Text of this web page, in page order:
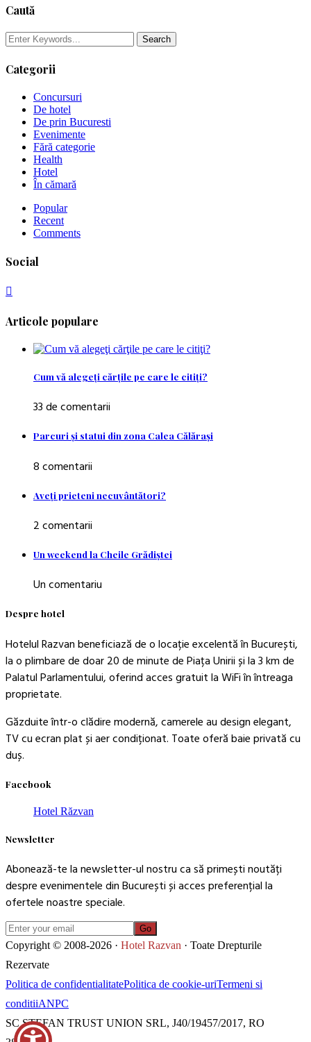
Caută
Categorii
Concursuri
De hotel
De prin Bucuresti
Evenimente
Fără categorie
Health
Hotel
În cămară
Popular
Recent
Comments
Social
Articole populare
Cum vă alegeţi cărţile pe care le citiţi?
33 de comentarii
Parcuri şi statui din zona Calea Călăraşi
8 comentarii
Aveţi prieteni necuvântători?
2 comentarii
Un weekend la Cheile Grădiştei
Un comentariu
Despre hotel
Hotelul Razvan beneficiază de o locație excelentă în București,
la o plimbare de doar 20 de minute de Piața Unirii și la 3 km de
Palatul Parlamentului, oferind acces gratuit la WiFi în întreaga
proprietate.
Găzduite într-o clădire modernă, camerele au design elegant,
TV cu ecran plat și aer condiționat. Toate oferă baie privată cu
duș.
Facebook
Hotel Răzvan
Newsletter
Abonează-te la newsletter-ul nostru ca să primești noutăți
despre evenimentele din București și acces preferențial la
ofertele noastre speciale.
Go
Copyright © 2008-2026 · Hotel Razvan · Toate Drepturile
Rezervate
Politica de confidentialitatePolitica de cookie-uriTermeni si
conditiiANPC
SC STEFAN TRUST UNION SRL, J40/19457/2017, RO